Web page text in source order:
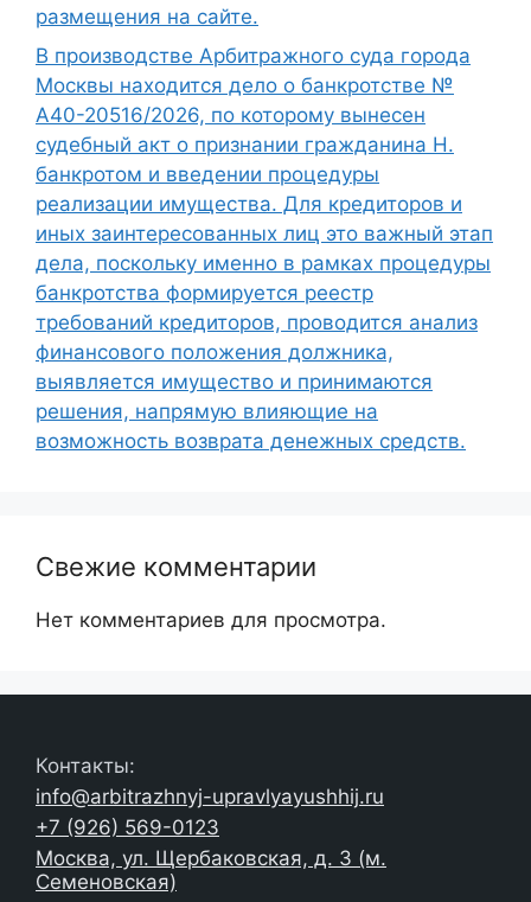
размещения на сайте.
В производстве Арбитражного суда города
Москвы находится дело о банкротстве №
А40-20516/2026, по которому вынесен
судебный акт о признании гражданина Н.
банкротом и введении процедуры
реализации имущества. Для кредиторов и
иных заинтересованных лиц это важный этап
дела, поскольку именно в рамках процедуры
банкротства формируется реестр
требований кредиторов, проводится анализ
финансового положения должника,
выявляется имущество и принимаются
решения, напрямую влияющие на
возможность возврата денежных средств.
Свежие комментарии
Нет комментариев для просмотра.
Контакты:
info@arbitrazhnyj-upravlyayushhij.ru
+7 (926) 569-0123
Москва, ул. Щербаковская, д. 3 (м.
Семеновская)